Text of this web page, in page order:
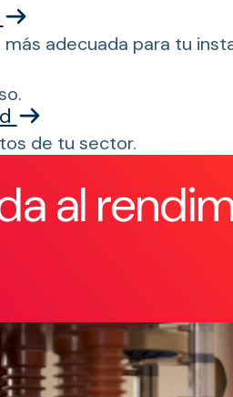
adecuada para tu
de tu sector.
al